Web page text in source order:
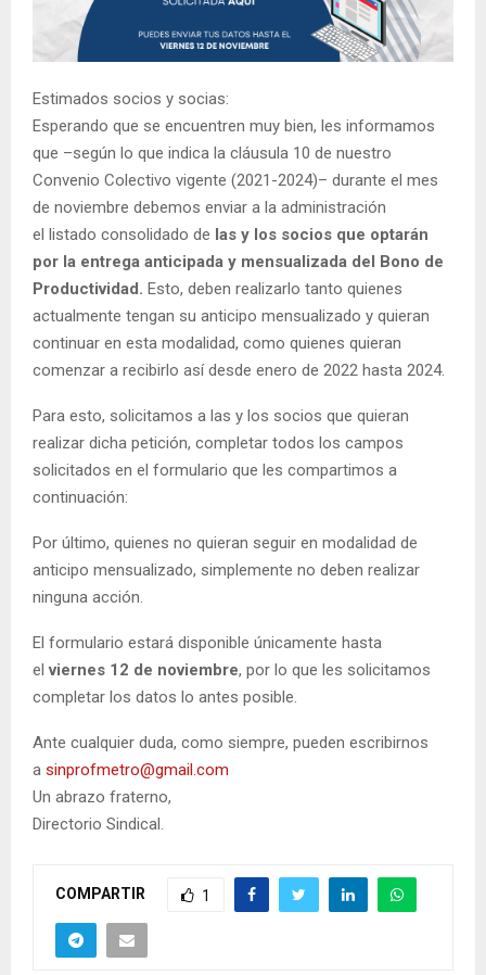
Estimados socios y socias:
Esperando que se encuentren muy bien, les informamos
que –según lo que indica la cláusula 10 de nuestro
Convenio Colectivo vigente (2021-2024)– durante el mes
de noviembre debemos enviar a la administración
el listado consolidado de las y los socios que optarán
por la entrega anticipada y mensualizada del Bono de
Productividad. Esto, deben realizarlo tanto quienes
actualmente tengan su anticipo mensualizado y quieran
continuar en esta modalidad, como quienes quieran
comenzar a recibirlo así desde enero de 2022 hasta 2024.
Para esto, solicitamos a las y los socios que quieran
realizar dicha petición, completar todos los campos
solicitados en el formulario que les compartimos a
continuación:
Por último, quienes no quieran seguir en modalidad de
anticipo mensualizado, simplemente no deben realizar
ninguna acción.
El formulario estará disponible únicamente hasta
elviernes 12 de noviembre, por lo que les solicitamos
completar los datos lo antes posible.
Ante cualquier duda, como siempre, pueden escribirnos
a sinprofmetro@gmail.com
Un abrazo fraterno,
Directorio Sindical.
COMPARTIR 1